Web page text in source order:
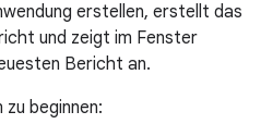
erstellen, erstellt das
und zeigt im Fenster
Bericht an.
beginnen: